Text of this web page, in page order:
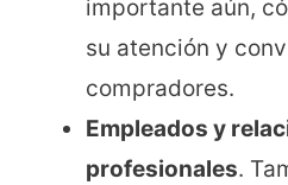
importante aún,
su atención y
compradores.
Empleados y
profesionales.